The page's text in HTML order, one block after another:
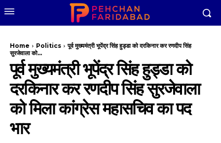
Home Politics
पूर्व मुख्यमंत्री भूपेंद्र सिंह हुड्डा को दरकिनार कर रणदीप सिंह
सुरजेवाला को...
पूर्व मुख्यमंत्री भूपेंद्र सिंह हुड्डा को
दरकिनार कर रणदीप सिंह सुरजेवाला
को मिला कांग्रेस महासचिव का पद
भार